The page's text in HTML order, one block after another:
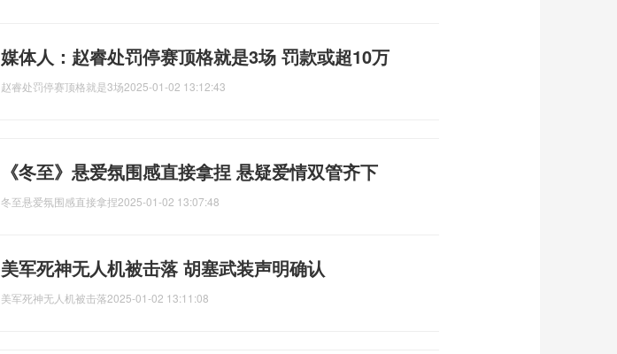
媒体人：赵睿处罚停赛顶格就是3场 罚款或超10万
赵睿处罚停赛顶格就是3场2025-01-02 13:12:43
《冬至》悬爱氛围感直接拿捏 悬疑爱情双管齐下
冬至悬爱氛围感直接拿捏2025-01-02 13:07:48
美军死神无人机被击落 胡塞武装声明确认
美军死神无人机被击落2025-01-02 13:11:08